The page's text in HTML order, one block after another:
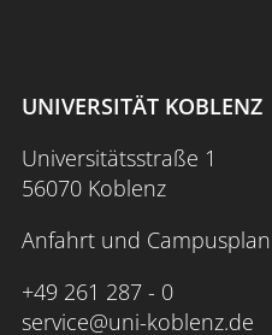
UNIVERSITÄT KOBLENZ
Universitätsstraße 1
56070 Koblenz
Anfahrt und Campusplan
+49 261 287 - 0
service@uni-koblenz.de